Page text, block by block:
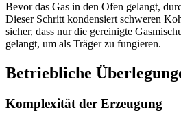
Bevor das Gas in den Ofen gelangt,
Dieser Schritt kondensiert schweren
sicher, dass nur die gereinigte
gelangt, um als Träger zu fungieren.
Betriebliche
Komplexität der Erzeugung